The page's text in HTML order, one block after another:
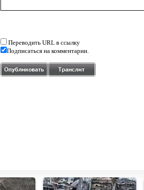
Переводить URL в ссылку
Подписаться на комментарии.